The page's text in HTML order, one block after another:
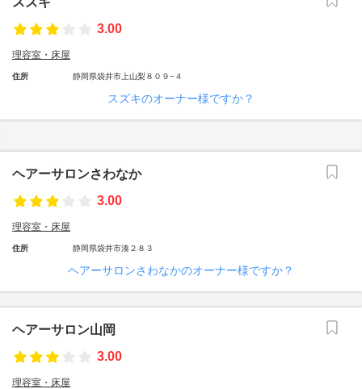
3.00
理容室・床屋
住所 静岡県袋井市上山梨８０９−４
スズキのオーナー様ですか？
ヘアーサロンさわなか
3.00
理容室・床屋
住所 静岡県袋井市湊２８３
ヘアーサロンさわなかのオーナー様ですか？
ヘアーサロン山岡
3.00
理容室・床屋